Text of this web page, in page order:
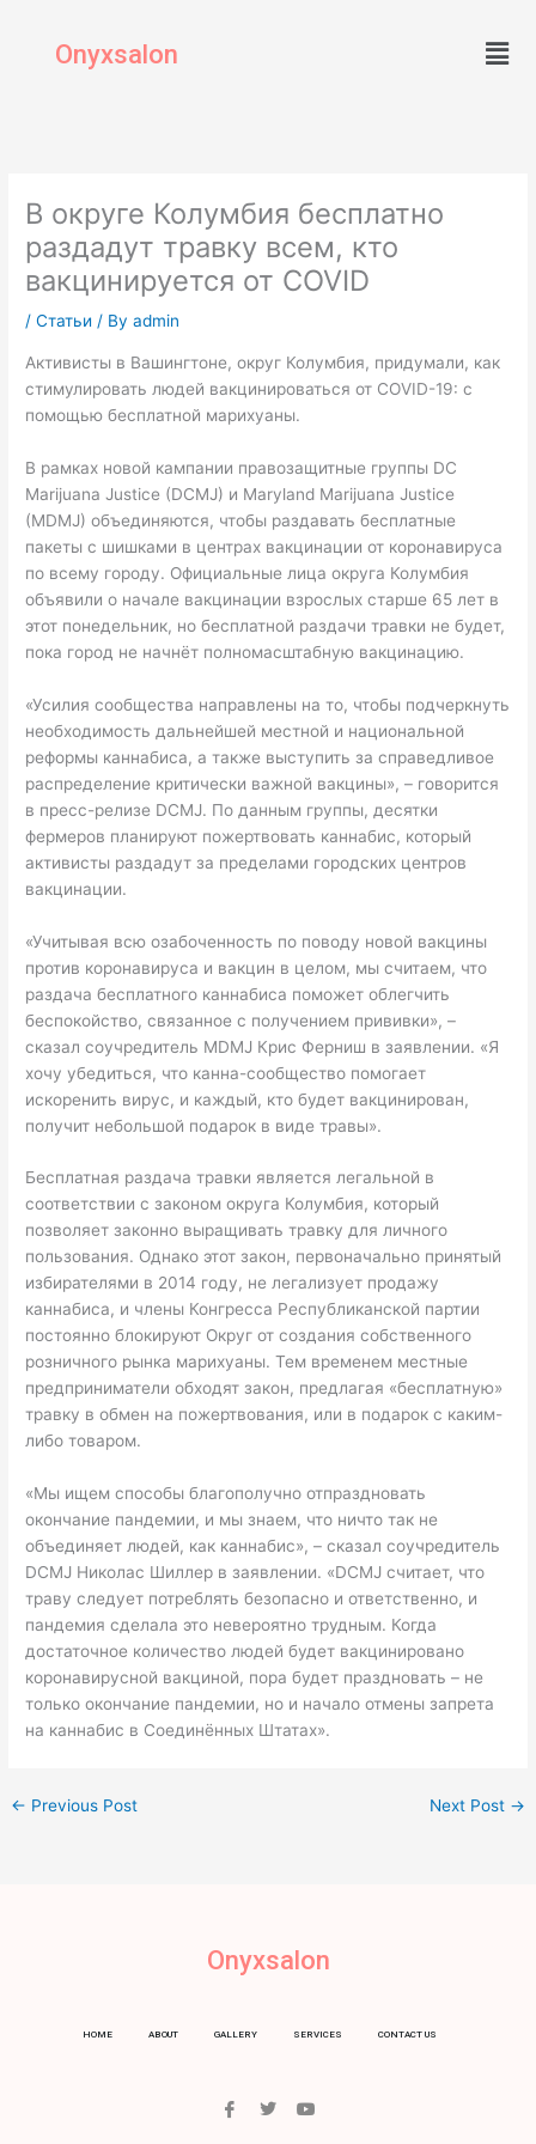
contentOnyxsalon
В округе Колумбия бесплатно
раздадут травку всем, кто
вакцинируется от COVID
/Статьи / Byadmin
Активисты в Вашингтоне, округ Колумбия, придумали, как
стимулировать людей вакцинироваться от COVID-19: с
помощью бесплатной марихуаны.
В рамках новой кампании правозащитные группы DC
Marijuana Justice (DCMJ) и Maryland Marijuana Justice
(MDMJ) объединяются, чтобы раздавать бесплатные
пакеты с шишками в центрах вакцинации от коронавируса
по всему городу. Официальные лица округа Колумбия
объявили о начале вакцинации взрослых старше 65 лет в
этот понедельник, но бесплатной раздачи травки не будет,
пока город не начнёт полномасштабную вакцинацию.
«Усилия сообщества направлены на то, чтобы подчеркнуть
необходимость дальнейшей местной и национальной
реформы каннабиса, а также выступить за справедливое
распределение критически важной вакцины», – говорится
в пресс-релизе DCMJ. По данным группы, десятки
фермеров планируют пожертвовать каннабис, который
активисты раздадут за пределами городских центров
вакцинации.
«Учитывая всю озабоченность по поводу новой вакцины
против коронавируса и вакцин в целом, мы считаем, что
раздача бесплатного каннабиса поможет облегчить
беспокойство, связанное с получением прививки», –
сказал соучредитель MDMJ Крис Ферниш в заявлении. «Я
хочу убедиться, что канна-сообщество помогает
искоренить вирус, и каждый, кто будет вакцинирован,
получит небольшой подарок в виде травы».
Бесплатная раздача травки является легальной в
соответствии с законом округа Колумбия, который
позволяет законно выращивать травку для личного
пользования. Однако этот закон, первоначально принятый
избирателями в 2014 году, не легализует продажу
каннабиса, и члены Конгресса Республиканской партии
постоянно блокируют Округ от создания собственного
розничного рынка марихуаны. Тем временем местные
предприниматели обходят закон, предлагая «бесплатную»
травку в обмен на пожертвования, или в подарок с каким-
либо товаром.
«Мы ищем способы благополучно отпраздновать
окончание пандемии, и мы знаем, что ничто так не
объединяет людей, как каннабис», – сказал соучредитель
DCMJ Николас Шиллер в заявлении. «DCMJ считает, что
траву следует потреблять безопасно и ответственно, и
пандемия сделала это невероятно трудным. Когда
достаточное количество людей будет вакцинировано
коронавирусной вакциной, пора будет праздновать – не
только окончание пандемии, но и начало отмены запрета
на каннабис в Соединённых Штатах».
← Previous Post Next Post →
Onyxsalon
HOME ABOUT GALLERY SERVICES CONTACT US
I
c
T
w
Y
o